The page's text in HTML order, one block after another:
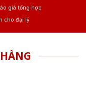
giá tổng hợp
cho đại lý